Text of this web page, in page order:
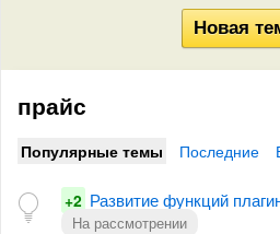
прайс
Популярные темы Последние
+2 Развитие функций
На рассмотрении